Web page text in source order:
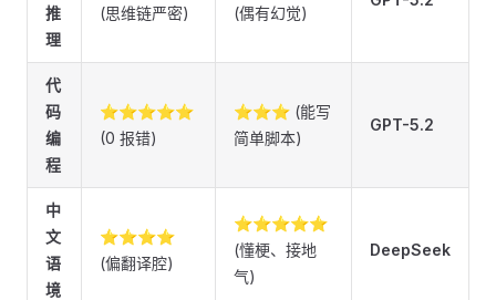
推
理
(思维链严密)
(偶有幻觉)
代
码
编
程
⭐⭐⭐⭐⭐
(0 报错)
⭐⭐⭐ (能写
简单脚本)
GPT-5.2
中
文
语
境
⭐⭐⭐⭐
(偏翻译腔)
⭐⭐⭐⭐⭐
(懂梗、接地
气)
DeepSeek